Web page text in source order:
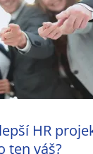
HR
ten váš?